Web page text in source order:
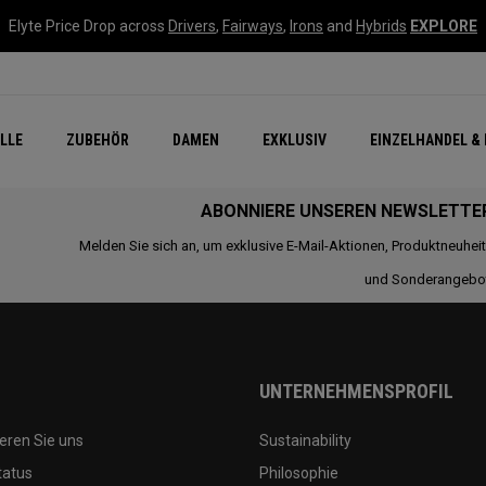
Elyte Price Drop across Drivers, Fairways, Irons and Hybrids EXPLORE
ZUBEHÖR DAMEN EXKLUSIV EINZELHANDEL
Neu – Quantum
Neu Chrome Tour
Zubehör
NEW Golf Bags
New - REVA Complete
Online Selector Tools
ABONNIERE UNSEREN
Melden Sie sich an, um exklusive E-Mail-Aktionen,
und
Sie uns
UNTERNEHMENSPROFIL
Sustainability
Philosophie